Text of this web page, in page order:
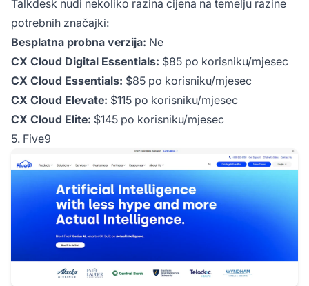
Talkdesk nudi nekoliko razina cijena na temelju razine
potrebnih značajki:
Besplatna probna verzija: Ne
CX Cloud Digital Essentials: $85 po korisniku/mjesec
CX Cloud Essentials: $85 po korisniku/mjesec
CX Cloud Elevate: $115 po korisniku/mjesec
CX Cloud Elite: $145 po korisniku/mjesec
5. Five9